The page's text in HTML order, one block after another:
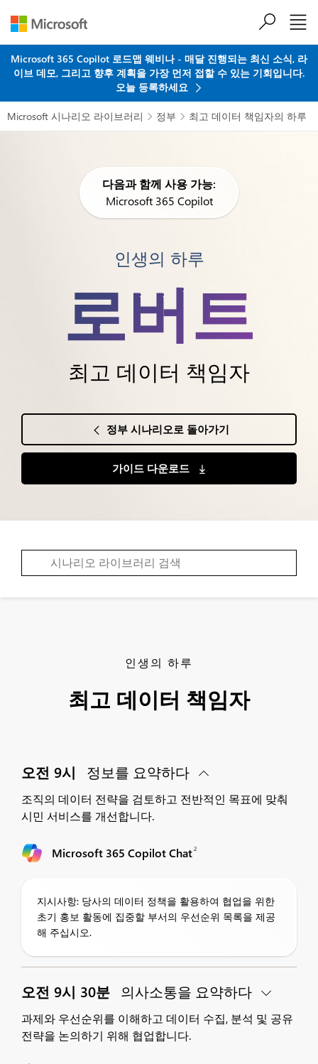
Microsoft 365 Copilot 로드맵 웨비나 - 매달 진행되는 최신 소식, 라
이브 데모, 그리고 향후 계획을 가장 먼저 접할 수 있는 기회입니다.
오늘 등록하세요
Microsoft 시나리오 라이브러리  정부  최고 데이터 책임자의 하루
다음과 함께 사용 가능:
Microsoft 365 Copilot
인생의 하루
로버트
최고 데이터 책임자
정부 시나리오로 돌아가기
가이드 다운로드
인생의 하루
최고 데이터 책임자
오전 9시 정보를 요약하다
조직의 데이터 전략을 검토하고 전반적인 목표에 맞춰
시민 서비스를 개선합니다.
Microsoft 365 Copilot Chat2
지시사항: 당사의 데이터 정책을 활용하여 협업을 위한
초기 홍보 활동에 집중할 부서의 우선순위 목록을 제공
해 주십시오.
오전 9시 30분 의사소통을 요약하다
과제와 우선순위를 이해하고 데이터 수집, 분석 및 공유
전략을 논의하기 위해 협업합니다.